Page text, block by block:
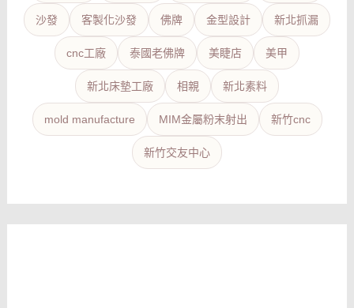
沙發 客製化沙發 佛牌 金型設計 新北抓漏
cnc工廠 泰國老佛牌 美睫店 美甲
新北床墊工廠 相親 新北素料
mold manufacture MIM金屬粉末射出 新竹cnc
新竹交友中心